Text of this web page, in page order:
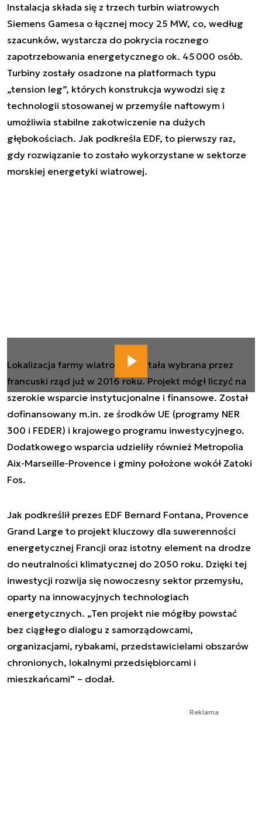
Instalacja składa się z trzech turbin wiatrowych
Siemens Gamesa o łącznej mocy 25 MW, co, według
szacunków, wystarcza do pokrycia rocznego
zapotrzebowania energetycznego ok. 45 000 osób.
Turbiny zostały osadzone na platformach typu
„tension leg”, których konstrukcja wywodzi się z
technologii stosowanej w przemyśle naftowym i
umożliwia stabilne zakotwiczenie na dużych
głębokościach. Jak podkreśla EDF, to pierwszy raz,
gdy rozwiązanie to zostało wykorzystane w sektorze
morskiej energetyki wiatrowej.
Lokalizacja farmy wiatrowej została wybrana przez
francuski rząd już w 2016 roku. Projekt mógł liczyć na
szerokie wsparcie instytucjonalne i finansowe. Został
dofinansowany m.in. ze środków UE (programy NER
300 i FEDER) i krajowego programu inwestycyjnego.
Dodatkowego wsparcia udzieliły również Metropolia
Aix-Marseille-Provence i gminy położone wokół Zatoki
Fos.
Jak podkreślił prezes EDF Bernard Fontana, Provence
Grand Large to projekt kluczowy dla suwerenności
energetycznej Francji oraz istotny element na drodze
do neutralności klimatycznej do 2050 roku. Dzięki tej
inwestycji rozwija się nowoczesny sektor przemysłu,
oparty na innowacyjnych technologiach
energetycznych. „Ten projekt nie mógłby powstać
bez ciągłego dialogu z samorządowcami,
organizacjami, rybakami, przedstawicielami obszarów
chronionych, lokalnymi przedsiębiorcami i
mieszkańcami” – dodał.
Reklama